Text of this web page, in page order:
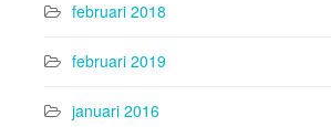
februari 2018
februari 2019
januari 2016